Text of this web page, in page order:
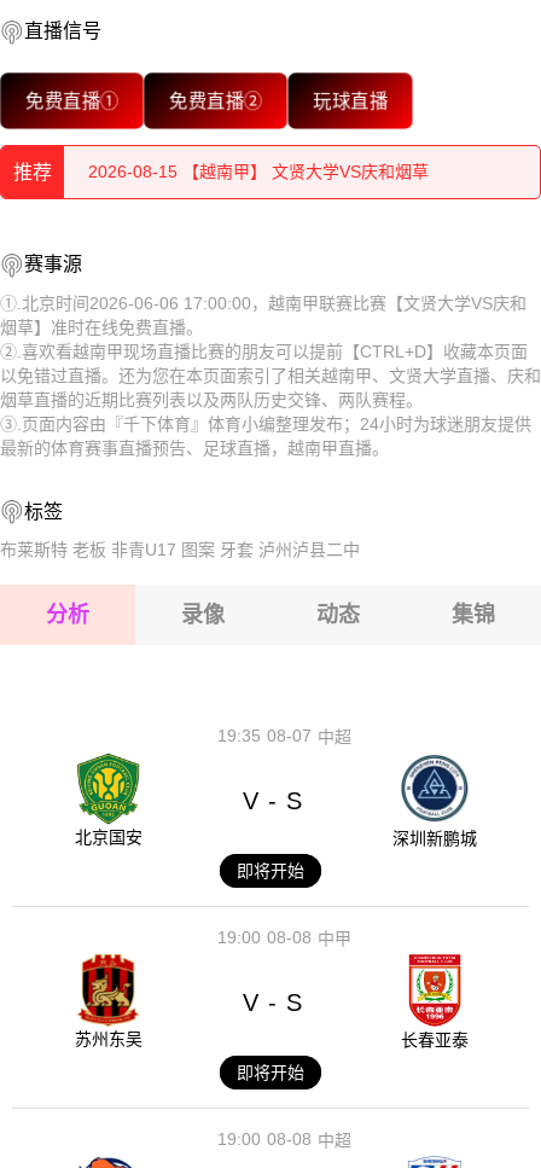
直播信号
免费直播① 免费直播② 玩球直播
推荐
2026-08-15 【越南甲】 文贤大学VS庆和烟草
2026-08-15 【越南甲】 文贤大学VS庆和烟草
2026-08-15 【越南甲】 文贤大学VS庆和烟草
2026-08-15 【越南甲】 文贤大学VS庆和烟草
2026-08-15 【越南甲】 文贤大学VS庆和烟草
2026-08-15 【越南甲】 文贤大学VS庆和烟草
2026-08-15 【越南甲】 文贤大学VS庆和烟草
2026-08-15 【越南甲】 文贤大学VS庆和烟草
2026-08-15 【越南甲】 文贤大学VS庆和烟草
赛事源
①.北京时间2026-06-06 17:00:00，越南甲联赛比赛【文贤大学VS庆和
烟草】准时在线免费直播。
②.喜欢看越南甲现场直播比赛的朋友可以提前【CTRL+D】收藏本页面
以免错过直播。还为您在本页面索引了相关越南甲、文贤大学直播、庆和
烟草直播的近期比赛列表以及两队历史交锋、两队赛程。
③.页面内容由『千下体育』体育小编整理发布；24小时为球迷朋友提供
最新的体育赛事直播预告、足球直播，越南甲直播。
标签
布莱斯特 老板 非青U17 图案 牙套 泸州泸县二中
分析 录像 动态 集锦
08-07
19:35 中超
北京国安
V - S
深圳新鹏城
即将开始
08-08
19:00 中甲
苏州东吴
V - S
长春亚泰
即将开始
08-08
19:00 中超